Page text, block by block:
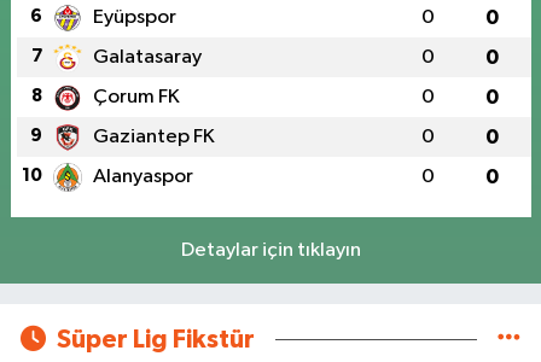
6 Eyüpspor 0 0
7 Galatasaray 0 0
8 Çorum FK 0 0
9 Gaziantep FK 0 0
10 Alanyaspor 0 0
Detaylar için tıklayın
Süper Lig Fikstür